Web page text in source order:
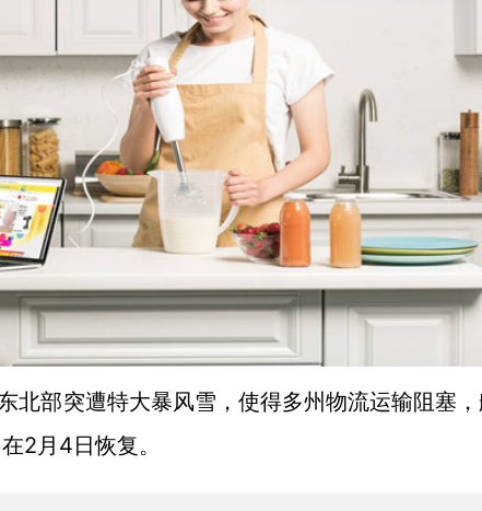
北部突遭特大暴风雪，使得多州物流运输阻塞
2月4日恢复。